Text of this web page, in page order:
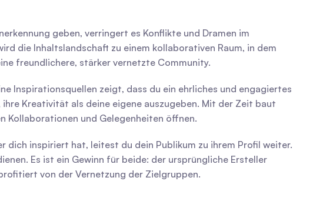
geben, verringert es Konflikte und Dramen im
die Inhaltslandschaft zu einem kollaborativen Raum, in dem
freundlichere, stärker vernetzte Community.
Inspirationsquellen zeigt, dass du ein ehrliches und engagiertes
Kreativität als deine eigene auszugeben. Mit der Zeit baut
Kollaborationen und Gelegenheiten öffnen.
dich inspiriert hat, leitest du dein Publikum zu ihrem Profil weiter.
Es ist ein Gewinn für beide: der ursprüngliche Ersteller
von der Vernetzung der Zielgruppen.